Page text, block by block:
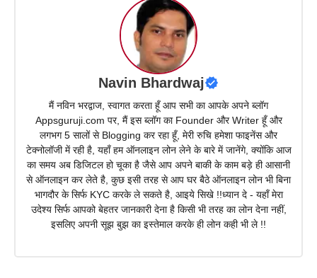
Navin Bhardwaj
मैं नविन भरद्वाज, स्वागत करता हूँ आप सभी का आपके अपने ब्लॉग
Appsguruji.com पर, मैं इस ब्लॉग का Founder और Writer हूँ और
लगभग 5 सालों से Blogging कर रहा हूँ, मेरी रुचि हमेशा फाइनेंस और
टेक्नोलॉजी में रही है, यहाँ हम ऑनलाइन लोन लेने के बारे में जानेंगे, क्योंकि आज
का समय अब डिजिटल हो चूका है जैसे आप अपने बाकी के काम बड़े ही आसानी
से ऑनलाइन कर लेते है, कुछ इसी तरह से आप घर बैठे ऑनलाइन लोन भी बिना
भागदौर के सिर्फ KYC करके ले सकते है, आइये सिखे !!ध्यान दे - यहाँ मेरा
उदेश्य सिर्फ आपको बेहतर जानकारी देना है किसी भी तरह का लोन देना नहीं,
इसलिए अपनी सूझ बुझ का इस्तेमाल करके ही लोन कही भी ले !!